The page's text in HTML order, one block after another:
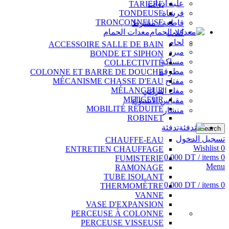
علبة أدوات
فرشاة
قاطعة / مشرط
كلاب
لحام
مبرد
مساكة
مطرقة
مفتاح
مفك البراغي
مقياس الاستواء
منشار
Search
تسجيل الدخول
0
Wishlist
0
items
/
0.000 DT
Menu
0
items
/
0.000 DT
TARIÈRE
TONDEUSE
TRONÇONNEUSE
معدات الحمام
ACCESSOIRE SALLE DE BAIN
BONDE ET SIPHON
COLLECTIVITÉ
COLONNE ET BARRE DE DOUCHE
MÉCANISME CHASSE D'EAU
MÉLANGEUR
MITIGEUR
MOBILITÉ RÉDUITE
ROBINET
تدفئة
CHAUFFE-EAU
ENTRETIEN CHAUFFAGE
FUMISTERIE
RAMONAGE
TUBE ISOLANT
THERMOMÈTRE
VANNE
VASE D'EXPANSION
PERCEUSE À COLONNE
PERCEUSE VISSEUSE